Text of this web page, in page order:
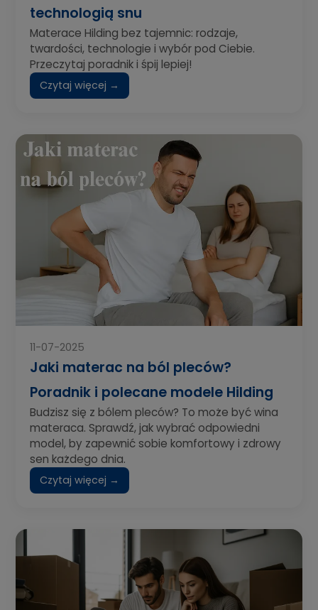
technologią snu
Materace Hilding bez tajemnic: rodzaje,
twardości, technologie i wybór pod Ciebie.
Przeczytaj poradnik i śpij lepiej!
Czytaj więcej →
11-07-2025
Jaki materac na ból pleców?
Poradnik i polecane modele Hilding
Budzisz się z bólem pleców? To może być wina
materaca. Sprawdź, jak wybrać odpowiedni
model, by zapewnić sobie komfortowy i zdrowy
sen każdego dnia.
Czytaj więcej →